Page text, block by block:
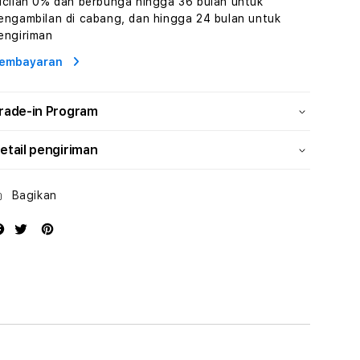
dan
Solusi
Energi
dan
Solusi
di cabang, dan hingga 24 bulan untuk
in Program
pengiriman
Bagikan